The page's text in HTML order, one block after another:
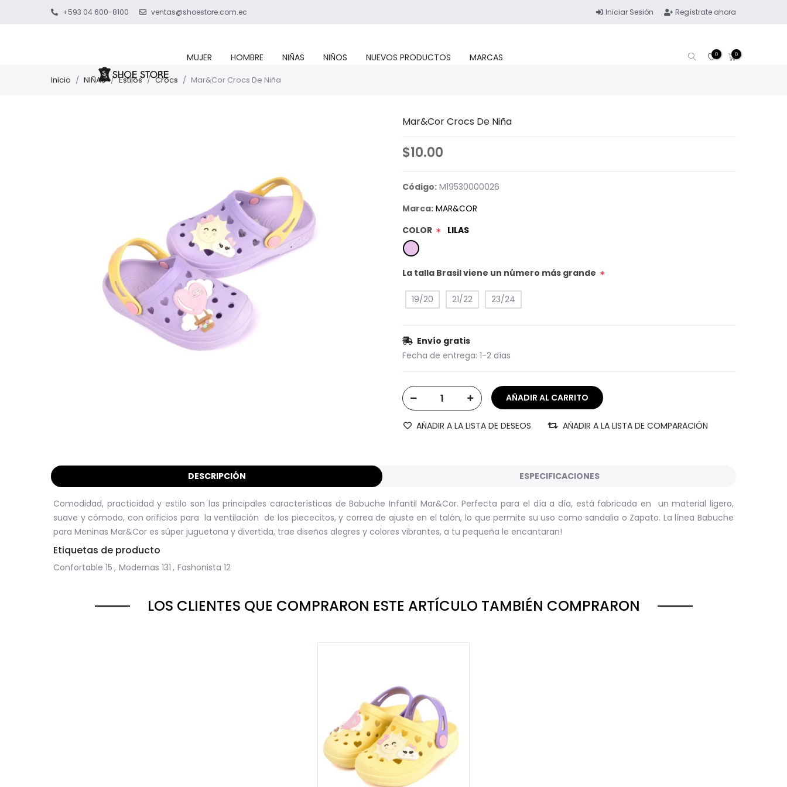
+593 04 600-8100 ventas@shoestore.com.ec Iniciar Sesión Regístrate ahora
MUJER HOMBRE NIÑAS NIÑOS NUEVOS PRODUCTOS MARCAS 0 0
Inicio / NIÑAS / Estilos / Crocs / Mar&Cor Crocs De Niña
Mar&Cor Crocs De Niña
$10.00
Código: M19530000026
Marca: MAR&COR
COLOR * LILAS
La talla Brasil viene un número más grande *
19/20 21/22 23/24
Envío gratis
Fecha de entrega: 1-2 días
AÑADIR A LA LISTA DE DESEOS AÑADIR A LA LISTA DE COMPARACIÓN
DESCRIPCIÓN ESPECIFICACIONES
Comodidad, practicidad y estilo son las principales características de Babuche Infantil Mar&Cor. Perfecta para el día a día, está fabricada en un material ligero,
suave y cómodo, con orificios para la ventilación de los piececitos, y correa de ajuste en el talón, lo que permite su uso como sandalia o Zapato. La línea Babuche
para Meninas Mar&Cor es súper juguetona y divertida, trae diseños alegres y colores vibrantes, a tu pequeña le encantaran!
Etiquetas de producto
Confortable 15 , Modernas 131 , Fashonista 12
LOS CLIENTES QUE COMPRARON ESTE ARTÍCULO TAMBIÉN COMPRARON